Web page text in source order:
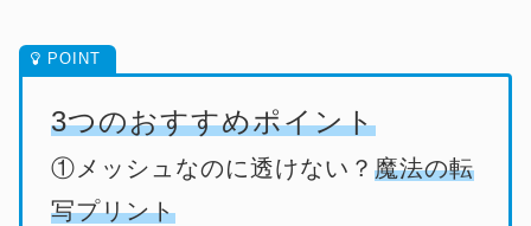
3つのおすすめポイント
①メッシュなのに透けない？ 魔法の転
写プリント